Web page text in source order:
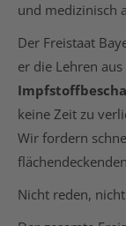
und medizinisch
Der Freistaat
er die Lehren
keine Zeit zu
Wir fordern
Nicht reden,